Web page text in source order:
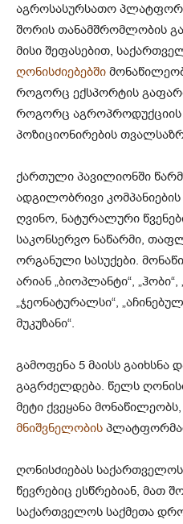
აგროსასურსათო
შორის თანამშრომლობის
მისი შეფასებით,
ღონისძიებებში
როგორც ექსპორტის
როგორც აგროპროდუქციის
პოზიციონირების
ქართული პავილიონში
ადგილობრივი
ღვინო, ნატურალური
საკონსერვო ნაწარმი,
ორგანული სასუქები.
არიან „ბიოპლანტი“, „ჰობი“,
„ჯეონატურალსი“,
მუკუზანი“.
გამოფენა 5 მაისს გაიხსნა
გაგრძელდება. წელს
მეტი ქვეყანა
მნიშვნელობის
ღონისძიებას
წევრებიც ესწრებიან, მათ
საქართველოს საქმეთა